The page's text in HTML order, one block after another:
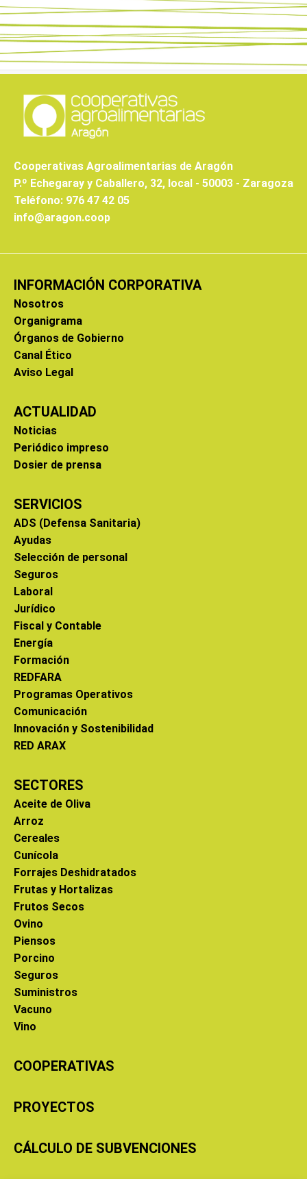
Cooperativas Agroalimentarias de Aragón
P.º Echegaray y Caballero, 32, local - 50003 - Zaragoza
Teléfono: 976 47 42 05
info@aragon.coop
INFORMACIÓN CORPORATIVA
Nosotros
Organigrama
Órganos de Gobierno
Canal Ético
Aviso Legal
ACTUALIDAD
Noticias
Periódico impreso
Dosier de prensa
SERVICIOS
ADS (Defensa Sanitaria)
Ayudas
Selección de personal
Seguros
Laboral
Jurídico
Fiscal y Contable
Energía
Formación
REDFARA
Programas Operativos
Comunicación
Innovación y Sostenibilidad
RED ARAX
SECTORES
Aceite de Oliva
Arroz
Cereales
Cunícola
Forrajes Deshidratados
Frutas y Hortalizas
Frutos Secos
Ovino
Piensos
Porcino
Seguros
Suministros
Vacuno
Vino
COOPERATIVAS
PROYECTOS
CÁLCULO DE SUBVENCIONES